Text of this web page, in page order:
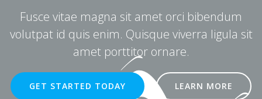
Fusce vitae magna sit amet orci bibendum
volutpat id quis enim. Quisque viverra ligula sit
amet porttitor ornare.
GET STARTED TODAY LEARN MORE